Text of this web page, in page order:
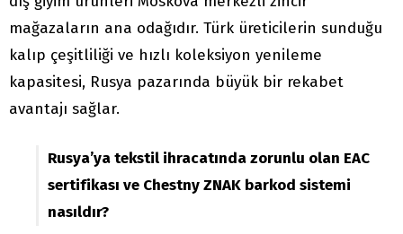
mağazaların ana odağıdır. Türk üreticilerin sunduğu
kalıp çeşitliliği ve hızlı koleksiyon yenileme
kapasitesi, Rusya pazarında büyük bir rekabet
avantajı sağlar.
Rusya’ya tekstil ihracatında zorunlu olan EAC
sertifikası ve Chestny ZNAK barkod sistemi
nasıldır?